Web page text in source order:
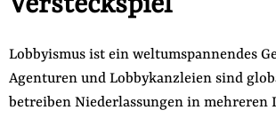
Lobbyismus ist ein weltumspannendes
Agenturen und Lobbykanzleien sind
betreiben Niederlassungen in mehreren